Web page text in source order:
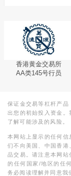
香港黄金交易所
AA类145号行员
保证金交易等杠杆产品
出您的初始投入资金
了解可能涉及的风险。
本网站上显示的任何
们不向美国、中国香
品交易。请注意本网
的任何国家/地区的任
务必阅读理解并同意我